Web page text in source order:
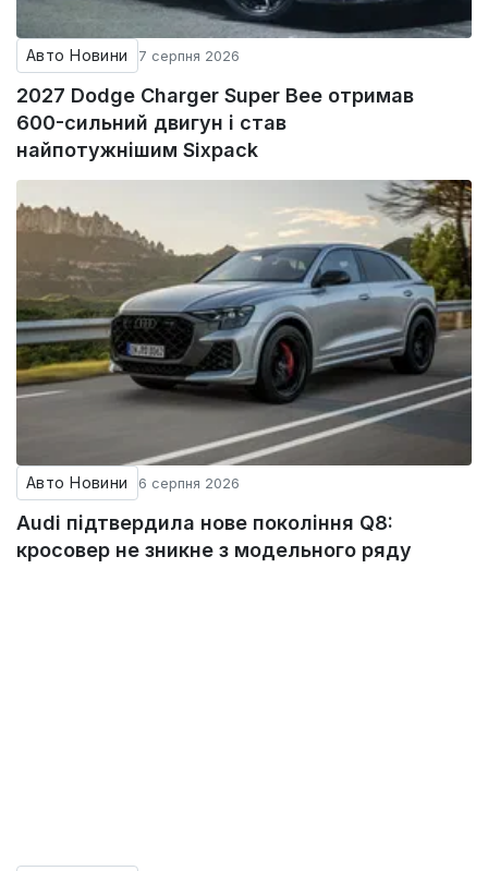
Авто Новини 7 серпня 2026
2027 Dodge Charger Super Bee отримав
600-сильний двигун і став
найпотужнішим Sixpack
Авто Новини 6 серпня 2026
Audi підтвердила нове покоління Q8:
кросовер не зникне з модельного ряду